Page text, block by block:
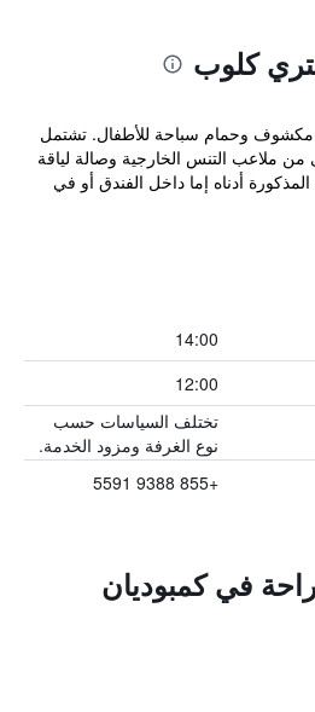
كلوب
وحمام سباحة للأطفال. تشتمل
من ملاعب التنس الخارجية وصالة لياقة
المذكورة أدناه إما داخل الفندق أو في
14:00
12:00
تختلف السياسات حسب
نوع الغرفة ومزود الخدمة.
+855 9388 5591
في كمبوديان